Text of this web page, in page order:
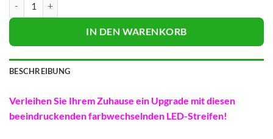
IN DEN WARENKORB
BESCHREIBUNG
Verleihen Sie Ihrem Zuhause ein Upgrade mit diesen
beeindruckenden farbwechselnden LED-Streifen!